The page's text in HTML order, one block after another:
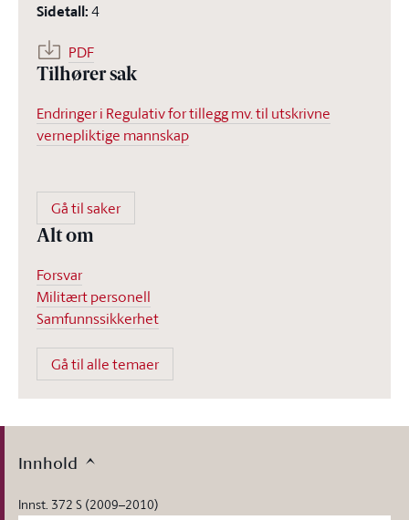
Sidetall:4
PDF
Tilhører sak
Endringer i Regulativ for tillegg mv. til utskrivne
vernepliktige mannskap
Gå til saker
Alt om
Forsvar
Militært personell
Samfunnssikkerhet
Gå til alle temaer
Innhold
Innst. 372 S (2009–2010)